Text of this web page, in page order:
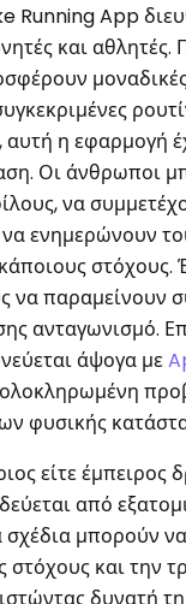
Running App
και αθλητές.
η εφαρμογή
Οι άνθρωποι
να
ενημερώνουν
στόχους.
να παραμείνουν
ανταγωνισμό.
άψογα με
φυσικής
είτε έμπειρος
από
μπορούν
στόχους και την
δυνατή